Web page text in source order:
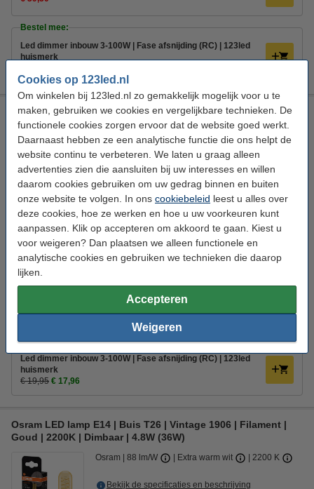
Cookies op 123led.nl
Om winkelen bij 123led.nl zo gemakkelijk mogelijk voor u te
maken, gebruiken we cookies en vergelijkbare technieken. De
functionele cookies zorgen ervoor dat de website goed werkt.
Daarnaast hebben ze een analytische functie die ons helpt de
website continu te verbeteren. We laten u graag alleen
advertenties zien die aansluiten bij uw interesses en willen
daarom cookies gebruiken om uw gedrag binnen en buiten
onze website te volgen. In ons cookiebeleid leest u alles over
deze cookies, hoe ze werken en hoe u uw voorkeuren kunt
aanpassen. Klik op accepteren om akkoord te gaan. Kiest u
voor weigeren? Dan plaatsen we alleen functionele en
analytische cookies en gebruiken we technieken die daarop
lijken.
Accepteren
Weigeren
Bestel mee:
Led dimmer inbouw 3-100W | Fase afsnijding (RC) | 123led
huismerk
Osram LED lamp E14 | Buis T26 | Vintage 1906 | Filament |
Goud | 2200K | Dimbaar | 2.8W (25W)
Osram 89 lm/W Extra warm wit 2200 K
Bekijk de specificaties en beschrijving
Direct leverbaar
Morgen in huis
€ 10,95 Bestellen
Aanbieding:
Voordeelverpakking | 6 stuks
€ 64,50
Bestel mee:
Led dimmer inbouw 3-100W | Fase afsnijding (RC) | 123led
huismerk
€ 19,95 € 17,96
Osram LED lamp E14 | Buis T26 | Vintage 1906 | Filament |
Goud | 2200K | Dimbaar | 4.8W (36W)
Osram 88 lm/W Extra warm wit 2200 K
Bekijk de specificaties en beschrijving